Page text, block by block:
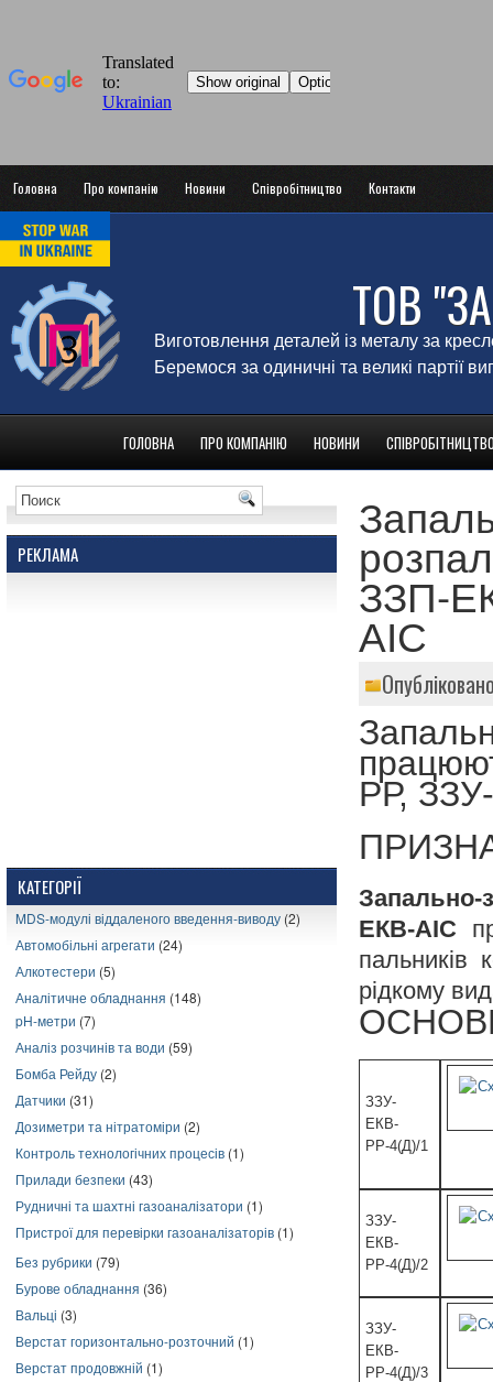
Головна Про компанію Новини Співробітництво Контакти
ТОВ
Виготовлення деталей із металу за
Беремося за одиничні та великі партії
ГОЛОВНА ПРО КОМПАНІЮ НОВИНИ
РЕКЛАМА
КАТЕГОРІЇ
MDS-модулі віддаленого введення-виводу (2)
Автомобільні агрегати (24)
Алкотестери (5)
Аналітичне обладнання (148)
pH-метри (7)
Аналіз розчинів та води (59)
Бомба Рейду (2)
Датчики (31)
Дозиметри та нітратоміри (2)
Контроль технологічних процесів (1)
Прилади безпеки (43)
Рудничні та шахтні газоаналізатори (1)
Пристрої для перевірки газоаналізаторів (1)
Без рубрики (79)
Бурове обладнання (36)
Вальці (3)
Верстат горизонтально-розточний (1)
Верстат продовжній (1)
ЗЗП-
АІС
РР,
Запально-
ЕКВ-АІС
пальників
рідкому
ЗЗУ-
ЕКВ-
РР-4(Д)/1
ЗЗУ-
ЕКВ-
РР-4(Д)/2
ЗЗУ-
ЕКВ-
РР-4(Д)/3